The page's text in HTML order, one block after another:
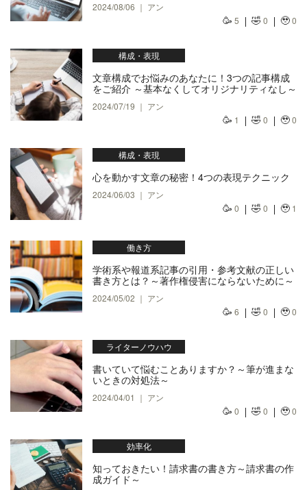
2024/08/06 ｜ アン
🥳 5 🤣0 🥹0
構成・表現
文章構成でお悩みのあなたに！3つの記事構成
をご紹介 ～基本なくしてオリジナリティなし～
2024/07/19 ｜ アン
🥳 1 🤣0 🥹0
構成・表現
心を動かす文章の秘密！4つの表現テクニック
2024/06/03 ｜ アン
🥳 0 🤣0 🥹 1
働き方
学術系や報道系記事の引用・参考文献の正しい
書き方とは？～著作権侵害にならないために～
2024/05/02 ｜ アン
🥳 6 🤣0 🥹0
ライターノウハウ
書いていて悩むことありますか？～筆が進まな
いときの対処法～
2024/04/01 ｜ アン
🥳 0 🤣0 🥹0
効率化
知っておきたい！請求書の書き方～請求書の作
成ガイド～